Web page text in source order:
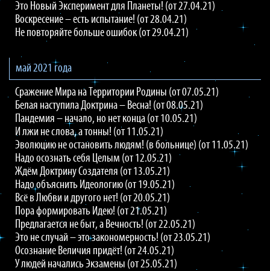
Это Новый Эксперимент для Планеты! (от 27.04.21)
Воскресение – есть испытание! (от 28.04.21)
Не повторяйте больше ошибок (от 29.04.21)
май 2021 года
Сражение Мира на Территории Родины (от 07.05.21)
Белая наступила Доктрина – Весна! (от 08.05.21)
Пандемия – начало, но нет конца (от 10.05.21)
И лжи не слова, а тонны! (от 11.05.21)
Эволюцию не остановить людям! (в больнице) (от 11.05.21)
Надо осознать себя Целым (от 12.05.21)
Ждём Доктрину Создателя (от 13.05.21)
Надо объяснить Идеологию (от 19.05.21)
Всё в Любви и другого нет! (от 20.05.21)
Пора формировать Идею! (от 21.05.21)
Предлагается не быт, а Вечность! (от 22.05.21)
Это не случай – это закономерность! (от 23.05.21)
Осознание Величия придёт! (от 24.05.21)
У людей начались Экзамены (от 25.05.21)